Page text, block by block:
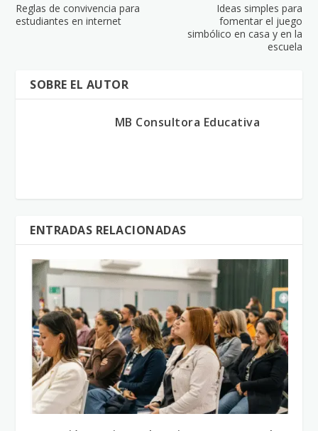
Reglas de convivencia para
estudiantes en internet
Ideas simples para
fomentar el juego
simbólico en casa y en la
escuela
SOBRE EL AUTOR
MB Consultora Educativa
ENTRADAS RELACIONADAS